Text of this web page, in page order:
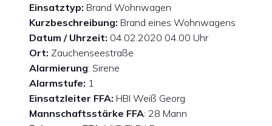
Einsatztyp: Brand Wohnwagen
Kurzbeschreibung: Brand eines Wohnwagens
Datum / Uhrzeit: 04.02.2020 04.00 Uhr
Ort: Zauchenseestraße
Alarmierung: Sirene
Alarmstufe: 1
Einsatzleiter FFA: HBI Weiß Georg
Mannschaftsstärke FFA: 28 Mann